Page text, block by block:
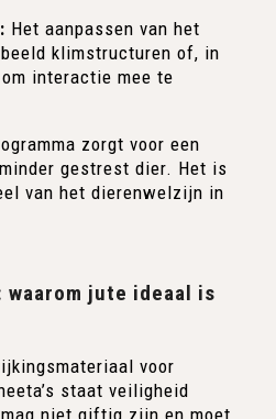
Het aanpassen van het
klimstructuren of, in
interactie mee te
zorgt voor een
gestrest dier. Het is
van het dierenwelzijn in
jute ideaal is
voor
staat veiligheid
niet giftig zijn en moet